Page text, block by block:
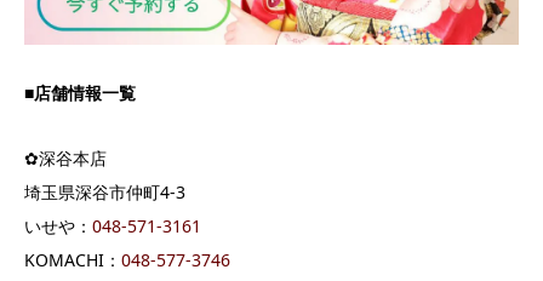
■店舗情報一覧
✿深谷本店
埼玉県深谷市仲町4-3
いせや： 048-571-3161
KOMACHI： 048-577-3746